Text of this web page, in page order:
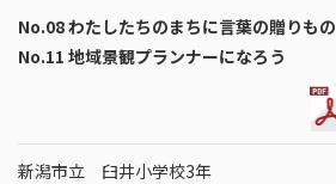
No.08 わたしたちのまちに言葉の贈りもの
No.11 地域景観プランナーになろう
新潟市立 臼井小学校3年